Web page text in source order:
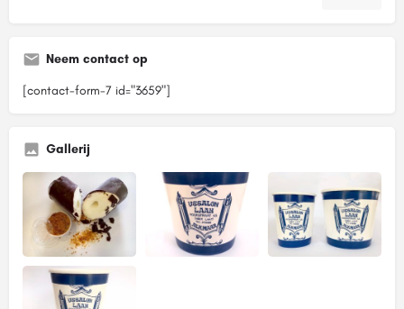
Neem contact op
[contact-form-7 id="3659"]
Gallerij